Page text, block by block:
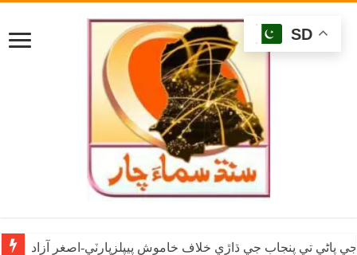
پاڻي تي پنجاب جي ڌاڙي خلاف خاموش پيپلزپارٽي-اصغر آزاد
SD